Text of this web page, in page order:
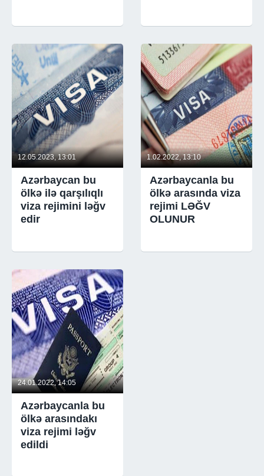
12.05.2023, 13:01
Azərbaycan bu
ölkə ilə qarşılıqlı
viza rejimini ləğv
edir
1.02.2022, 13:10
Azərbaycanla bu
ölkə arasında viza
rejimi LƏĞV
OLUNUR
24.01.2022, 14:05
Azərbaycanla bu
ölkə arasındakı
viza rejimi ləğv
edildi